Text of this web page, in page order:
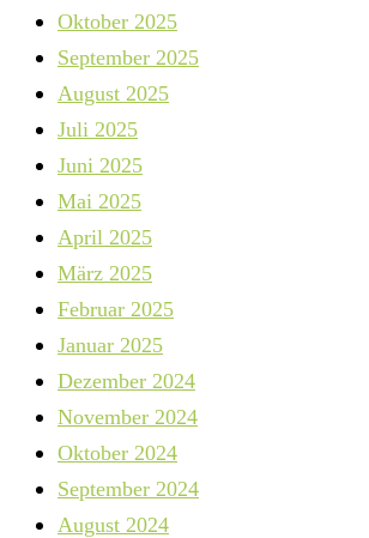
Oktober 2025
September 2025
August 2025
Juli 2025
Juni 2025
Mai 2025
April 2025
März 2025
Februar 2025
Januar 2025
Dezember 2024
November 2024
Oktober 2024
September 2024
August 2024